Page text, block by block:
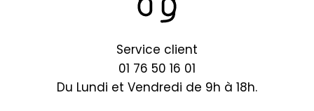
Service client
01 76 50 16 01
Du Lundi et Vendredi de 9h à 18h.